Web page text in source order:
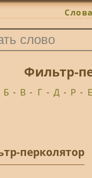
Фильтр-
Б - В - Г - Д - Р - Е
перколятор